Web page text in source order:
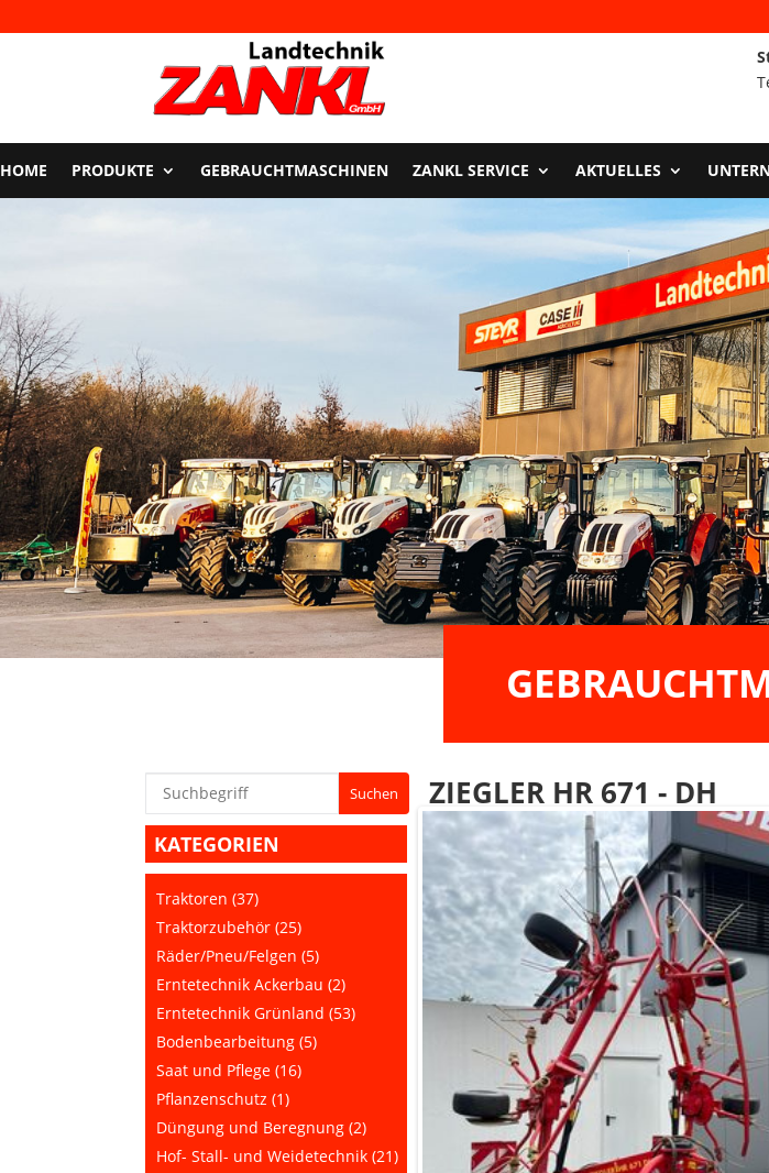
HOME PRODUKTE GEBRAUCHTMASCHINEN ZANKL SERVICE AKTUELLES
KATEGORIEN
Traktoren (37)
Traktorzubehör (25)
Räder/Pneu/Felgen (5)
Erntetechnik Ackerbau (2)
Erntetechnik Grünland (53)
Bodenbearbeitung (5)
Saat und Pflege (16)
Pflanzenschutz (1)
Düngung und Beregnung (2)
Hof- Stall- und Weidetechnik (21)
ZIEGLER HR 671 - DH